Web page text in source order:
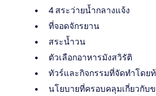
4 สระว่ายน้ำกลางแจ้ง
ที่จอดจักรยาน
สระน้ำวน
ตัวเลือกอาหารมังสวิรัติ
ทัวร์และกิจกรรมที่จัดทำโดย
นโยบายที่ครอบคลุมเกี่ยวกับ